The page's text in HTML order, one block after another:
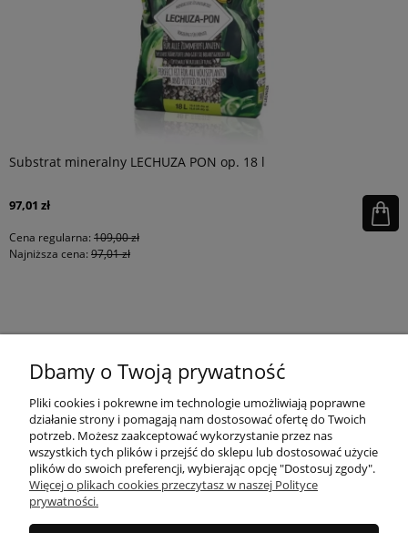
Substrat mineralny LECHUZA PON op. 18 l
97,01 zł
Cena regularna: 109,00 zł
Najniższa cena: 97,01 zł
MOJE KONTO
PŁATNOŚCI I DOSTAWA
INFORMACJE
Dbamy o Twoją prywatność
Pliki cookies i pokrewne im technologie umożliwiają poprawne
działanie strony i pomagają nam dostosować ofertę do Twoich
potrzeb. Możesz zaakceptować wykorzystanie przez nas
wszystkich tych plików i przejść do sklepu lub dostosować użycie
plików do swoich preferencji, wybierając opcję "Dostosuj zgody".
Więcej o plikach cookies przeczytasz w naszej Polityce
prywatności.